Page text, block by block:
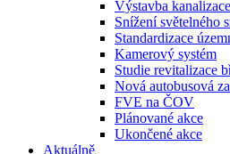
Výstavba
Snížení světelného
Standardizace
Kamerový systém
Studie revitalizace
Nová autobusová
FVE na ČOV
Plánované akce
Ukončené akce
Aktuálně